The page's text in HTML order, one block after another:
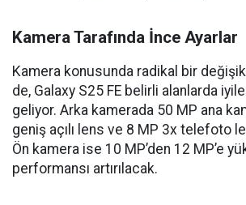
Kamera Tarafında İnce Ayarlar
Kamera konusunda radikal bir
de, Galaxy S25 FE belirli alanlarda
geliyor. Arka kamerada 50 MP ana
geniş açılı lens ve 8 MP 3x telefoto
Ön kamera ise 10 MP’den 12 MP’e
performansı artırılacak.